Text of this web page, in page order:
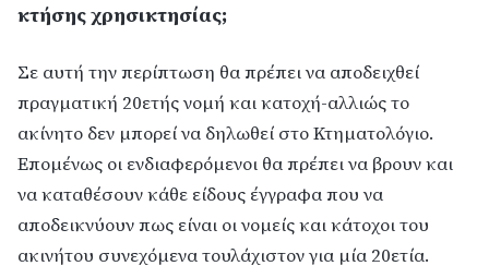
κτήσης χρησικτησίας;
Σε αυτή την περίπτωση θα πρέπει να αποδειχθεί
πραγματική 20ετής νομή και κατοχή-αλλιώς το
ακίνητο δεν μπορεί να δηλωθεί στο Κτηματολόγιο.
Επομένως οι ενδιαφερόμενοι θα πρέπει να βρουν και
να καταθέσουν κάθε είδους έγγραφα που να
αποδεικνύουν πως είναι οι νομείς και κάτοχοι του
ακινήτου συνεχόμενα τουλάχιστον για μία 20ετία.